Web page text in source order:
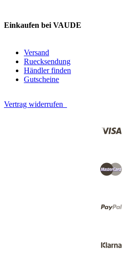
Einkaufen bei VAUDE
Versand
Ruecksendung
Händler finden
Gutscheine
Vertrag widerrufen